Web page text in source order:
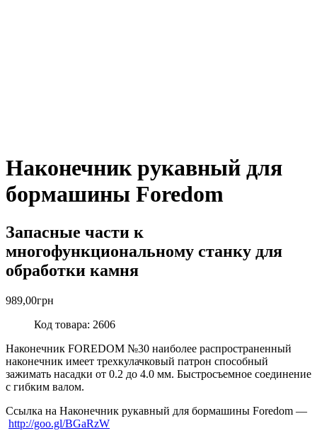
Наконечник рукавный для
бормашины Foredom
Запасные части к
многофункциональному станку для
обработки камня
989,00грн
Код товара: 2606
Наконечник FOREDOM №30 наиболее распространенный
наконечник имеет трехкулачковый патрон способный
зажимать насадки от 0.2 до 4.0 мм. Быстросъемное соединение
с гибким валом.
Ссылка на Наконечник рукавный для бормашины Foredom —
http://goo.gl/BGaRzW